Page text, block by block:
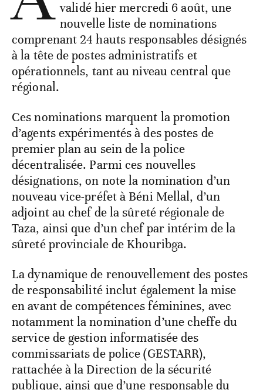
validé hier mercredi 6 août, une
nouvelle liste de nominations
comprenant 24 hauts responsables désignés
à la tête de postes administratifs et
opérationnels, tant au niveau central que
régional.
Ces nominations marquent la promotion
d’agents expérimentés à des postes de
premier plan au sein de la police
décentralisée. Parmi ces nouvelles
désignations, on note la nomination d’un
nouveau vice-préfet à Béni Mellal, d’un
adjoint au chef de la sûreté régionale de
Taza, ainsi que d’un chef par intérim de la
sûreté provinciale de Khouribga.
La dynamique de renouvellement des postes
de responsabilité inclut également la mise
en avant de compétences féminines, avec
notamment la nomination d’une cheffe du
service de gestion informatisée des
commissariats de police (GESTARR),
rattachée à la Direction de la sécurité
publique, ainsi que d’une responsable du